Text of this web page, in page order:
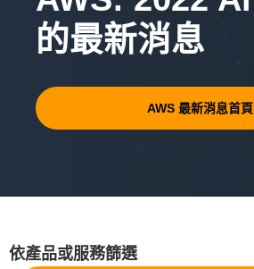
的最新消息
AWS 最新消息首頁
依產品或服務篩選